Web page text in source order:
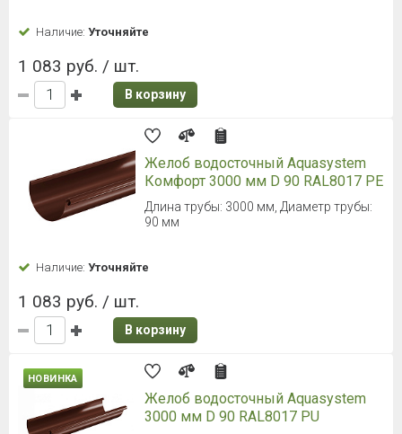
Наличие: Уточняйте
1 083 руб. / шт.
В корзину
Желоб водосточный Aquasystem
Комфорт 3000 мм D 90 RAL8017 PE
Длина трубы: 3000 мм, Диаметр трубы:
90 мм
Наличие: Уточняйте
1 083 руб. / шт.
В корзину
НОВИНКА
Желоб водосточный Aquasystem
3000 мм D 90 RAL8017 PU